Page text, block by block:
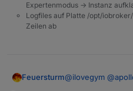
Expertenmodus -> Instanz
Logfiles auf Platte /opt/
Zeilen ab
Feuersturm@ilovegym @